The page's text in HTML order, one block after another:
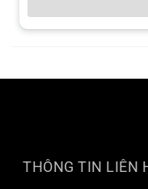
THÔNG TIN LIÊN